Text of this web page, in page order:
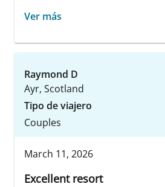
Ver más
Raymond D
Ayr, Scotland
Tipo de viajero
Couples
March 11, 2026
Excellent resort